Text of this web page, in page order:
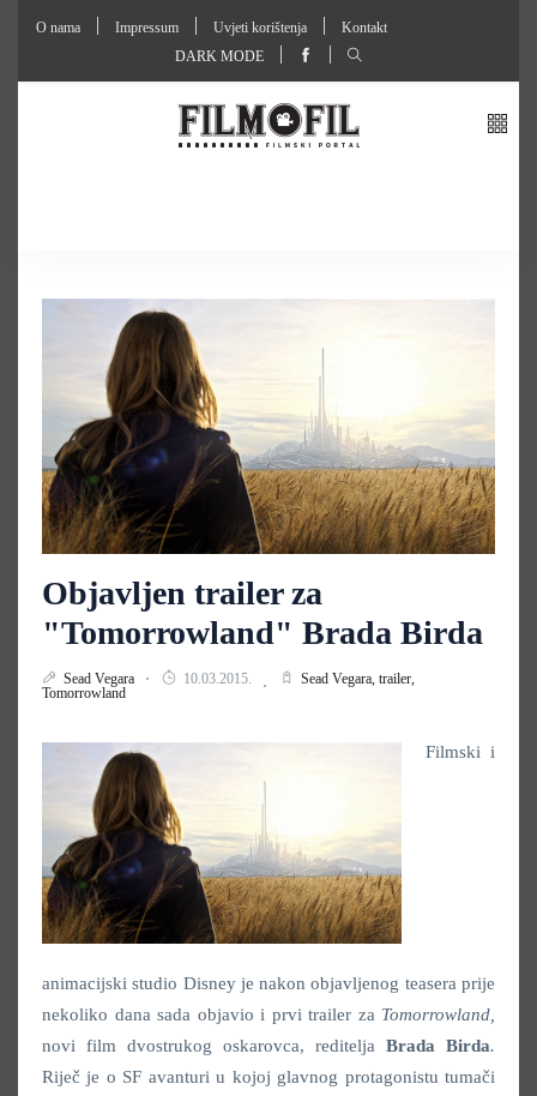
O nama Impressum Uvjeti korištenja
Kontakt
DARK MODE
Objavljen trailer za
"Tomorrowland" Brada Birda
Sead Vegara 10.03.2015. Sead Vegara, trailer,
Tomorrowland
Filmski i
animacijski studio Disney je nakon objavljenog teasera prije
nekoliko dana sada objavio i prvi trailer za Tomorrowland,
novi film dvostrukog oskarovca, reditelja Brada Birda.
Riječ je o SF avanturi u kojoj glavnog protagonistu tumači